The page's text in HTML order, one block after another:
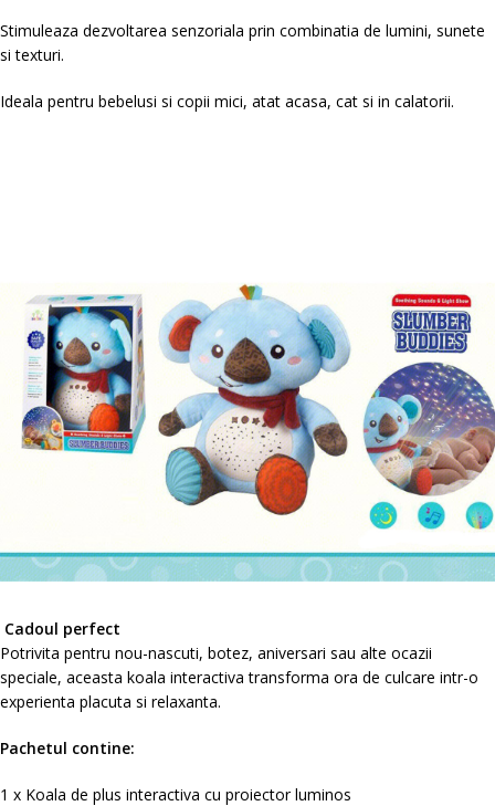
Stimuleaza dezvoltarea senzoriala prin combinatia de lumini, sunete
si texturi.
Ideala pentru bebelusi si copii mici, atat acasa, cat si in calatorii.
Cadoul perfect
Potrivita pentru nou-nascuti, botez, aniversari sau alte ocazii
speciale, aceasta koala interactiva transforma ora de culcare intr-o
experienta placuta si relaxanta.
Pachetul contine:
1 x Koala de plus interactiva cu proiector luminos